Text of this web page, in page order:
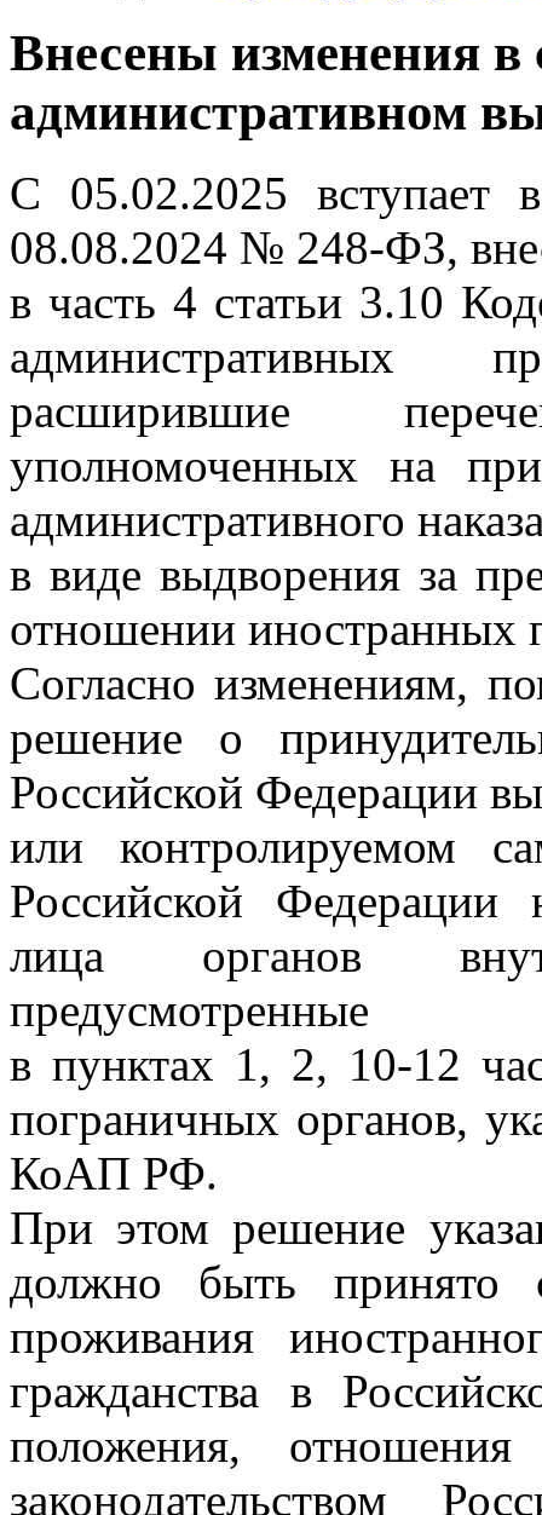
Внесены изменения в
административном
С 05.02.2025 вступает
08.08.2024 № 248-ФЗ,
в часть 4 статьи 3.10
административных
расширившие
уполномоченных на
административного
в виде выдворения за
отношении иностранных
Согласно изменениям,
решение о
Российской Федерации
или контролируемом
Российской Федерации
лица органов
предусмотренные
в пунктах 1, 2, 10-12
пограничных органов,
КоАП РФ.
При этом решение
должно быть принято
проживания
гражданства в
положения,
законодательством